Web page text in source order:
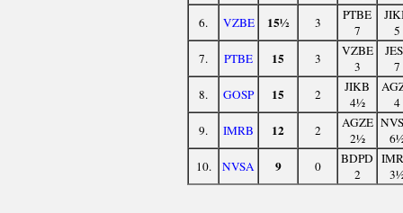
6.
VZBE 15½ 3
PTBE
7
5
7.
PTBE 15 3
VZBE
3
7
8.
GOSP 15 2
JIKB
4½
4
9.
IMRB 12 2
AGZE
2½
10.
NVSA 9 0
BDPD
2